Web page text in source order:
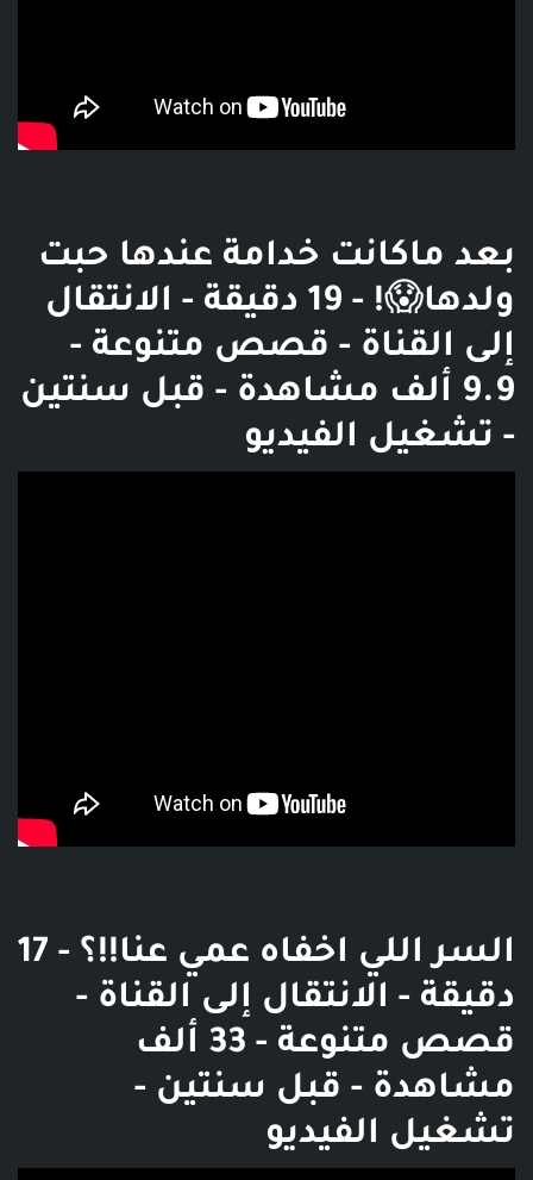
بعد ماكانت خدامة عندها حبت
ولدها😱! - 19 دقيقة - الانتقال
إلى القناة - قصص متنوعة -
9.9 ألف مشاهدة - قبل سنتين
- تشغيل الفيديو
السر اللي اخفاه عمي عنا!!؟ - 17
دقيقة - الانتقال إلى القناة -
قصص متنوعة - 33 ألف
مشاهدة - قبل سنتين -
تشغيل الفيديو